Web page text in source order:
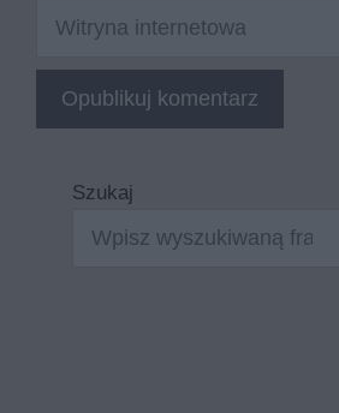
Witryna
internetowa
Szukaj